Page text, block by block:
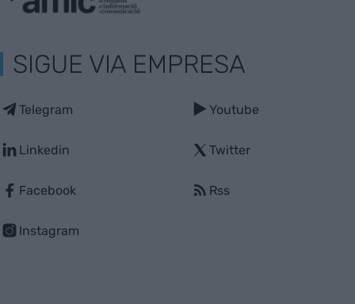
SIGUE VIA EMPRESA
Telegram
Linkedin
Facebook
Instagram
Youtube
Twitter
Rss